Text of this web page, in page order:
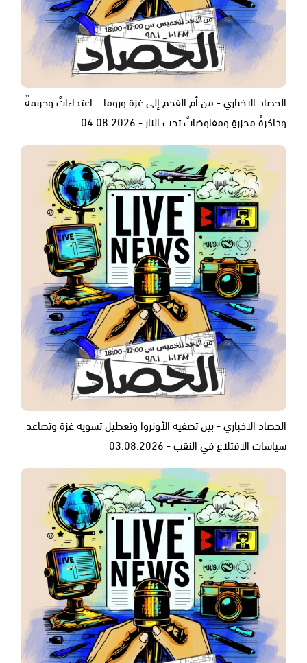
الحصاد الاخباري - من أم الفحم إلى غزة وروما... اعتداءاتٌ وجريمةٌ
وذاكرةُ مجزرةٍ ومفاوضاتٌ تحت النار - 04.08.2026
الحصاد الاخباري - بين تصفية الأونروا وتعطيل تسوية غزة وتصاعد
سياسات الاقتلاع في النقب - 03.08.2026